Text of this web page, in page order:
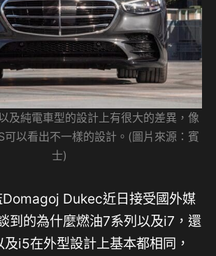
及純電車型的設計上有很大的差異，像
可以看出不一樣的設計。(圖片來源：賓
士)
Dukec近日接受國外媒
到的為什麼燃油7系列以及i7，還
i5在外型設計上基本都相同，